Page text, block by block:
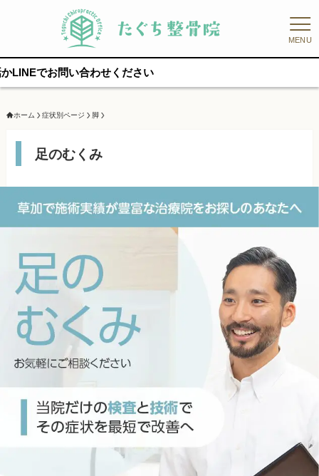
MENU
せください
ホーム 症状別ページ 脚
足のむくみ